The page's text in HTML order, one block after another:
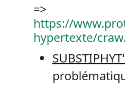
=>
https://
hypertexte/